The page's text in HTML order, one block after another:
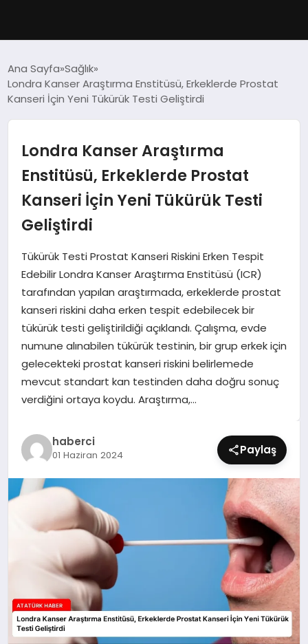
DÜNYA
MAGAZIN
SIYASET
SPOR
TEKNOLOJI
YAŞAM
Ana Sayfa Sağlık
Londra Kanser Araştırma Enstitüsü, Erkeklerde Prostat
Kanseri İçin Yeni Tükürük Testi Geliştirdi
Londra Kanser Araştırma
Enstitüsü, Erkeklerde Prostat
Kanseri İçin Yeni Tükürük Testi
Geliştirdi
Tükürük Testi Prostat Kanseri Riskini Erken Tespit
Edebilir Londra Kanser Araştırma Enstitüsü (ICR)
tarafından yapılan araştırmada, erkeklerde prostat
kanseri riskini daha erken tespit edebilecek bir
tükürük testi geliştirildiği açıklandı. Çalışma, evde
numune alınabilen tükürük testinin, bir grup erkek için
gelecekteki prostat kanseri riskini belirlemede
mevcut standart kan testinden daha doğru sonuç
verdiğini ortaya koydu. Araştırma,…
haberci
01 Haziran 2024 Paylaş